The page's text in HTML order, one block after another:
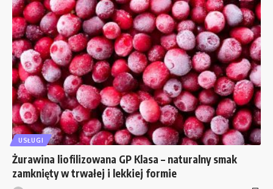
USŁUGI
Żurawina liofilizowana GP Klasa – naturalny smak
zamknięty w trwałej i lekkiej formie